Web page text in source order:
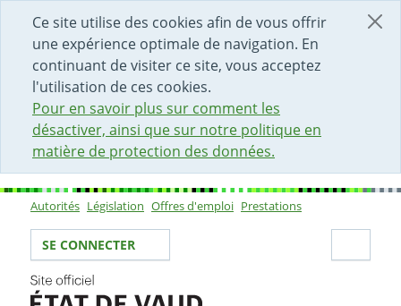
Ce site utilise des cookies afin de vous offrir
une expérience optimale de navigation. En
continuant de visiter ce site, vous acceptez
l'utilisation de ces cookies.
Pour en savoir plus sur comment les
désactiver, ainsi que sur notre politique en
matière de protection des données.
DÉBUT DU CONTENU DE LA PAGE
ACCÈS AU CHAMP DE RECHERCHE
PAGE D'ACCUEIL
FORMULAIRE DE CONTACT
Sous-navigation
Autorités Législation Offres d'emploi Prestations
Votre identité
SE CONNECTER